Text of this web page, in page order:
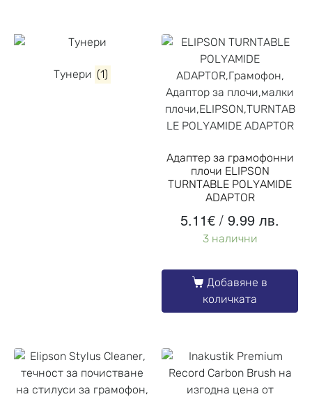
Тунери (1)
Адаптер за грамофонни
плочи ELIPSON
TURNTABLE POLYAMIDE
ADAPTOR
5.11€ / 9.99 лв.
3 налични
Добавяне в
количката